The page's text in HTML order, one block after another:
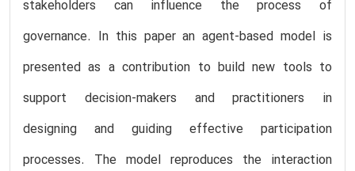
stakeholders can influence the process of
governance. In this paper an agent-based model is
presented as a contribution to build new tools to
support decision-makers and practitioners in
designing and guiding effective participation
processes. The model reproduces the interaction